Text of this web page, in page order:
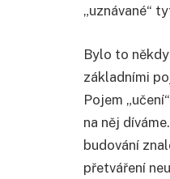
„uznávané“
Bylo to
základními
Pojem
na něj
budování
přetváření